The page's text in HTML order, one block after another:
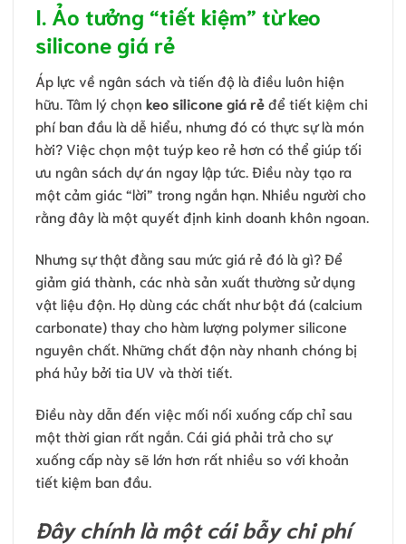
I. Ảo tưởng “tiết kiệm” từ keo
silicone giá rẻ
Áp lực về ngân sách và tiến độ là điều luôn hiện
hữu. Tâm lý chọn keo silicone giá rẻđể tiết kiệm chi
phí ban đầu là dễ hiểu, nhưng đó có thực sự là món
hời? Việc chọn một tuýp keo rẻ hơn có thể giúp tối
ưu ngân sách dự án ngay lập tức. Điều này tạo ra
một cảm giác “lời” trong ngắn hạn. Nhiều người cho
rằng đây là một quyết định kinh doanh khôn ngoan.
Nhưng sự thật đằng sau mức giá rẻ đó là gì? Để
giảm giá thành, các nhà sản xuất thường sử dụng
vật liệu độn. Họ dùng các chất như bột đá (calcium
carbonate) thay cho hàm lượng polymer silicone
nguyên chất. Những chất độn này nhanh chóng bị
phá hủy bởi tia UV và thời tiết.
Điều này dẫn đến việc mối nối xuống cấp chỉ sau
một thời gian rất ngắn. Cái giá phải trả cho sự
xuống cấp này sẽ lớn hơn rất nhiều so với khoản
tiết kiệm ban đầu.
Đây chính là một cái bẫy chi phí